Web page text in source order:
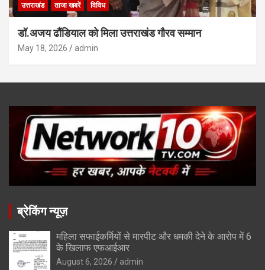
उत्तराखंड ताजा खबरें विविध
डॉ.अजय ढौंडियाल को मिला उत्तराखंड गौरव सम्मान
May 18, 2026 admin
ब्रेकिंग न्यूज़
महिला सफाईकर्मियों से मारपीट और धमकी देने के आरोप में 6
के खिलाफ एफआईआर
August 6, 2026 admin